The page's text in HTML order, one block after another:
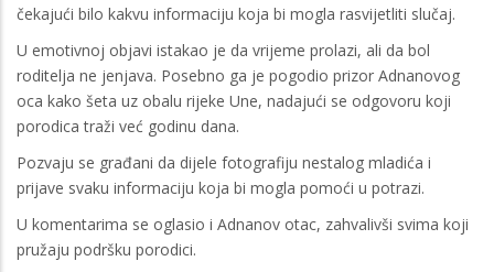
čekajući bilo kakvu informaciju koja bi mogla rasvijetliti slučaj.
U emotivnoj objavi istakao je da vrijeme prolazi, ali da bol
roditelja ne jenjava. Posebno ga je pogodio prizor Adnanovog
oca kako šeta uz obalu rijeke Une, nadajući se odgovoru koji
porodica traži već godinu dana.
Pozvaju se građani da dijele fotografiju nestalog mladića i
prijave svaku informaciju koja bi mogla pomoći u potrazi.
U komentarima se oglasio i Adnanov otac, zahvalivši svima koji
pružaju podršku porodici.